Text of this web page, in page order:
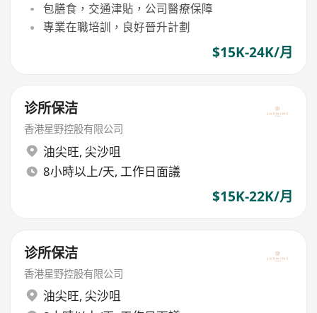
包膳食，交通津貼，公司醫療保障
專業在職培訓，良好晉升計劃
$15K-24K/月
诊所保洁
香港星野控股有限公司
油尖旺, 尖沙咀
8小時以上/天, 工作日面議
$15K-22K/月
诊所保洁
香港星野控股有限公司
油尖旺, 尖沙咀